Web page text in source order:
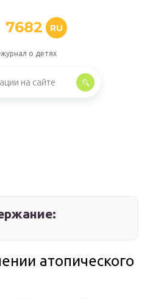
7682 RU
о детях
атопического